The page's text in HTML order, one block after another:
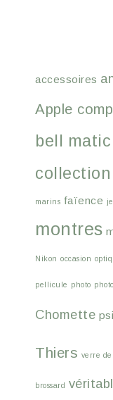
accessoires
Apple
bell matic
collection
marins faïence
montres
Nikon occasion
pellicule photo
Chomette
Thiers verre de
brossard